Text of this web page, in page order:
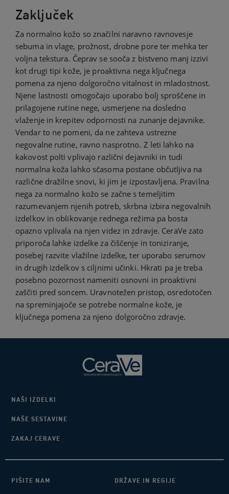
Zaključek
Za normalno kožo so značilni naravno ravnovesje
sebuma in vlage, prožnost, drobne pore ter mehka ter
voljna tekstura. Čeprav se sooča z bistveno manj izzivi
kot drugi tipi kože, je proaktivna nega ključnega
pomena za njeno dolgoročno vitalnost in mladostnost.
Njene lastnosti omogočajo uporabo bolj sproščene in
prilagojene rutine nege, usmerjene na dosledno
vlaženje in krepitev odpornosti na zunanje dejavnike.
Vendar to ne pomeni, da ne zahteva ustrezne
negovalne rutine, ravno nasprotno. Z leti lahko na
kakovost polti vplivajo različni dejavniki in tudi
normalna koža lahko sčasoma postane občutljiva na
različne dražilne snovi, ki jim je izpostavljena. Pravilna
nega za normalno kožo se začne s temeljitim
razumevanjem njenih potreb, skrbna izbira negovalnih
izdelkov in oblikovanje rednega režima pa bosta
opazno vplivala na njen videz in zdravje. CeraVe zato
priporoča lahke izdelke za čiščenje in toniziranje,
posebej razvite vlažilne izdelke, ter uporabo serumov
in drugih izdelkov s ciljnimi učinki. Hkrati pa je treba
posebno pozornost nameniti osnovni in proaktivni
zaščiti pred soncem. Uravnotežen pristop, osredotočen
na spreminjajoče se potrebe normalne kože, je
ključnega pomena za njeno dolgoročno zdravje.
NAŠI IZDELKI
NAŠE SESTAVINE
ZAKAJ CERAVE
PIŠITE NAM DRŽAVE IN REGIJE